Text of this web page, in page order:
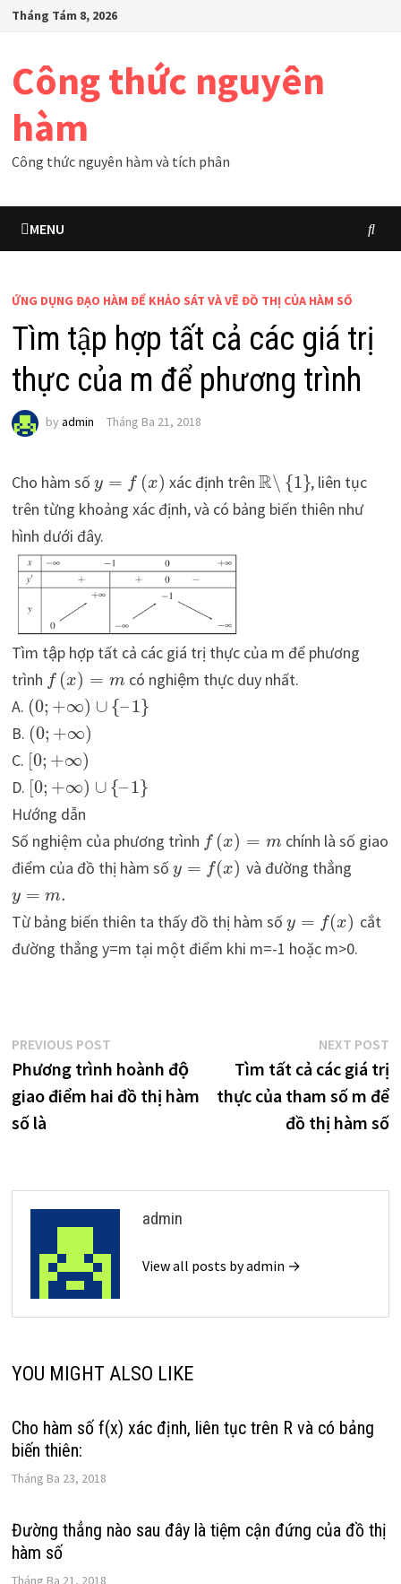
SkipTháng Tám 8, 2026
Công thức nguyên
hàm
Công thức nguyên hàm và tích phân
MENU
ỨNG DỤNG ĐẠO HÀM ĐỂ KHẢO SÁT VÀ VẼ ĐỒ THỊ CỦA HÀM SỐ
Tìm tập hợp tất cả các giá trị
thực của m để phương trình
by admin Tháng Ba 21, 2018
Cho hàm số y = f (x) xác định trênR∖ {1}, liên tục
trên từng khoảng xác định, và có bảng biến thiên như
hình dưới đây.
Tìm tập hợp tất cả các giá trị thực của m để phương
trình f (x) = m có nghiệm thực duy nhất.
A. (0; +∞) ∪ {–1}
B. (0; +∞)
C. [0; +∞)
D. [0; +∞) ∪ {–1}
Hướng dẫn
Số nghiệm của phương trình f (x) = m chính là số giao
điểm của đồ thị hàm số y = f(x) và đường thẳng
y = m.
Từ bảng biến thiên ta thấy đồ thị hàm số y = f(x) cắt
đường thẳng y=m tại một điểm khi m=-1 hoặc m>0.
Điều
hướng
bài
PREVIOUS POSTPrevious
post:
Phương trình hoành độ
giao điểm hai đồ thị hàm
số là
NEXT POST
Tìm tất cả các giá trị
thực của tham số m để
đồ thị hàm số
admin
View all posts by admin →
YOU MIGHT ALSO LIKE
Cho hàm số f(x) xác định, liên tục trên R và có bảng
biến thiên:
Tháng Ba 23, 2018
Đường thẳng nào sau đây là tiệm cận đứng của đồ thị
hàm số
Tháng Ba 21, 2018